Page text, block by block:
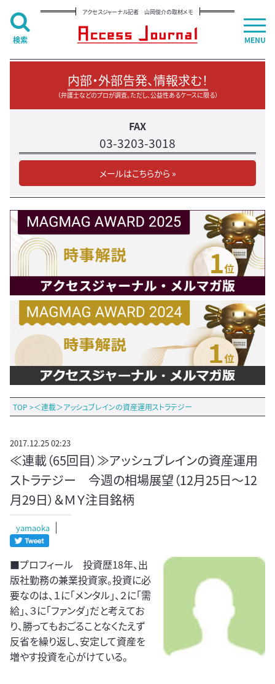
アクセスジャーナル記者 山岡俊介の取材メモ
内部・外部告発、情報求む！
（弁護士などのプロが調査。ただし、公益性あるケースに限る）
FAX
03-3203-3018
メールはこちらから »
TOP >＜連載＞アッシュブレインの資産運用ストラテジー
2017.12.25 02:23
≪連載（65回目）≫アッシュブレインの資産運用
ストラテジー 今週の相場展望（12月25日～12
月29日）＆ＭＹ注目銘柄
yamaoka
■プロフィール 投資歴18年、出
版社勤務の兼業投資家。投資に必
要なのは、１に「メンタル」、２に「需
給」、３に「ファンダ」だと考えてお
り、勝ってもおごることなくたえず
反省を繰り返し、安定して資産を
増やす投資を心がけている。
MENU
検索